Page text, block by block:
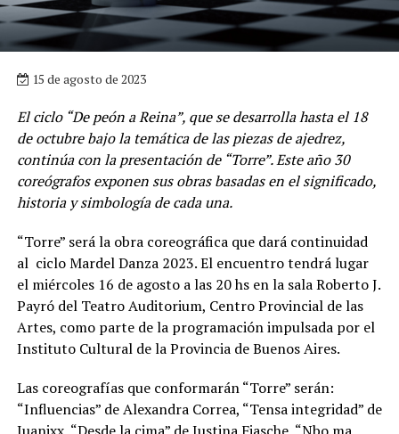
15 de agosto de 2023
El ciclo “De peón a Reina”, que se desarrolla hasta el 18
de octubre bajo la temática de las piezas de ajedrez,
continúa con la presentación de “Torre”. Este año 30
coreógrafos exponen sus obras basadas en el significado,
historia y simbología de cada una.
“Torre” será la obra coreográfica que dará continuidad
al ciclo Mardel Danza 2023. El encuentro tendrá lugar
el miércoles 16 de agosto a las 20 hs en la sala Roberto J.
Payró del Teatro Auditorium, Centro Provincial de las
Artes, como parte de la programación impulsada por el
Instituto Cultural de la Provincia de Buenos Aires.
Las coreografías que conformarán “Torre” serán:
“Influencias” de Alexandra Correa, “Tensa integridad” de